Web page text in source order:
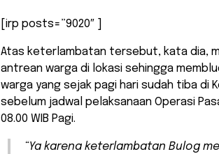
[irp posts=”9020″ ]
Atas keterlambatan tersebut, kata dia,
antrean warga di lokasi sehingga
warga yang sejak pagi hari sudah tiba di
sebelum jadwal pelaksanaan Operasi
08.00 WIB Pagi.
“Ya karena keterlambatan Bulog